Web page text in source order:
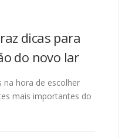
dicas para
do novo lar
na hora de escolher
mais importantes do